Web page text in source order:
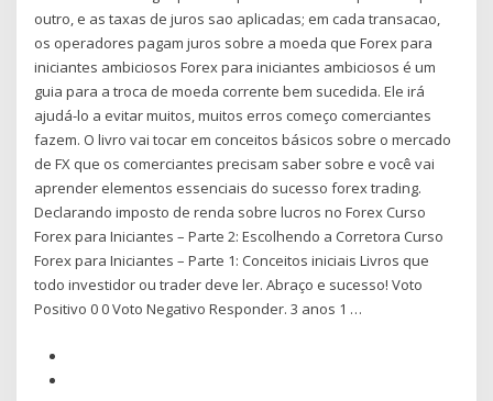
outro, e as taxas de juros sao aplicadas; em cada transacao,
os operadores pagam juros sobre a moeda que Forex para
iniciantes ambiciosos Forex para iniciantes ambiciosos é um
guia para a troca de moeda corrente bem sucedida. Ele irá
ajudá-lo a evitar muitos, muitos erros começo comerciantes
fazem. O livro vai tocar em conceitos básicos sobre o mercado
de FX que os comerciantes precisam saber sobre e você vai
aprender elementos essenciais do sucesso forex trading.
Declarando imposto de renda sobre lucros no Forex Curso
Forex para Iniciantes – Parte 2: Escolhendo a Corretora Curso
Forex para Iniciantes – Parte 1: Conceitos iniciais Livros que
todo investidor ou trader deve ler. Abraço e sucesso! Voto
Positivo 0 0 Voto Negativo Responder. 3 anos 1 …